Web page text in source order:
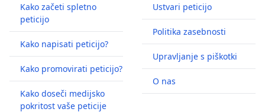
Kako začeti spletno
peticijo
Kako napisati peticijo?
Kako promovirati peticijo?
Kako doseči medijsko
pokritost vaše peticije
Ustvari peticijo
Politika zasebnosti
Upravljanje s piškotki
O nas